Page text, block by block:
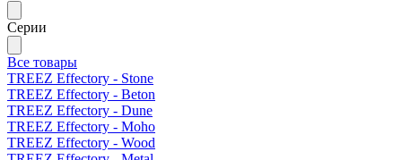
Серии
Все товары
TREEZ Effectory - Stone
TREEZ Effectory - Beton
TREEZ Effectory - Dune
TREEZ Effectory - Moho
TREEZ Effectory - Wood